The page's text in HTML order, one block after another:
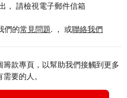
， 請檢視電子郵件信箱​
們的常見問題. ， 或聯絡我們
款專頁，以幫助我們接觸到更多
需要的人。